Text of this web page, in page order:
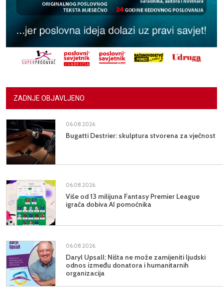
ZADNJE OBJAVLJENO
06.08.2026.
Bugatti Destrier: skulptura stvorena za vječnost
06.08.2026.
Više od 13 milijuna Fantasy Premier League
igrača dobiva AI pomoćnika
06.08.2026.
Daryl Upsall: Ništa ne može zamijeniti ljudski
odnos između donatora i humanitarnih
organizacija